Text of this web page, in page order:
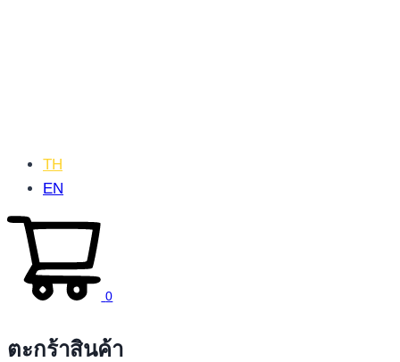
TH
EN
0
ตะกร้าสินค้า